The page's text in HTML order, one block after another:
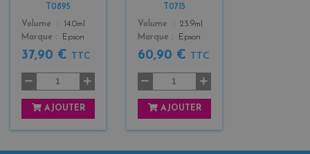
T0895
Color
Volume
14.0ml
Marque
Epson
37,90 € TTC
AJOUTER
T0715
Color
Volume
23.9ml
Marque
Epson
60,90 € TTC
AJOUTER